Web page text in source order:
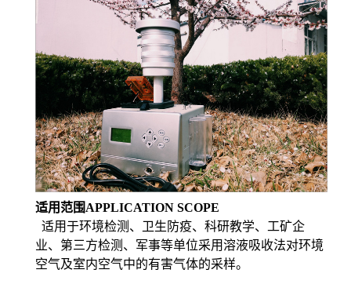
适用范围APPLICATION SCOPE
适用于环境检测、卫生防疫、科研教学、工矿企
业、第三方检测、军事等单位采用溶液吸收法对环境
空气及室内空气中的有害气体的采样。